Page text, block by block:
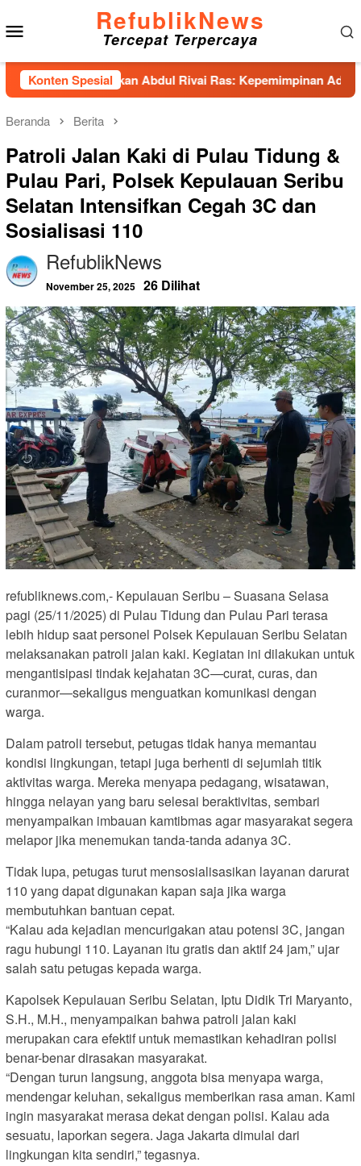
ke
konten
RefublikNews
Tercepat Terpercaya
Konten Spesial
Hadirkan Abdul Rivai Ras: Kepemimpinan Adalah Talenta
Beranda Berita
Patroli Jalan Kaki di Pulau Tidung &
Pulau Pari, Polsek Kepulauan Seribu
Selatan Intensifkan Cegah 3C dan
Sosialisasi 110
RefublikNews
November 25, 2025 26 Dilihat
refubliknews.com,- Kepulauan Seribu – Suasana Selasa
pagi (25/11/2025) di Pulau Tidung dan Pulau Pari terasa
lebih hidup saat personel Polsek Kepulauan Seribu Selatan
melaksanakan patroli jalan kaki. Kegiatan ini dilakukan untuk
mengantisipasi tindak kejahatan 3C—curat, curas, dan
curanmor—sekaligus menguatkan komunikasi dengan
warga.
Dalam patroli tersebut, petugas tidak hanya memantau
kondisi lingkungan, tetapi juga berhenti di sejumlah titik
aktivitas warga. Mereka menyapa pedagang, wisatawan,
hingga nelayan yang baru selesai beraktivitas, sembari
menyampaikan imbauan kamtibmas agar masyarakat segera
melapor jika menemukan tanda-tanda adanya 3C.
Tidak lupa, petugas turut mensosialisasikan layanan darurat
110 yang dapat digunakan kapan saja jika warga
membutuhkan bantuan cepat.
“Kalau ada kejadian mencurigakan atau potensi 3C, jangan
ragu hubungi 110. Layanan itu gratis dan aktif 24 jam,” ujar
salah satu petugas kepada warga.
Kapolsek Kepulauan Seribu Selatan, Iptu Didik Tri Maryanto,
S.H., M.H., menyampaikan bahwa patroli jalan kaki
merupakan cara efektif untuk memastikan kehadiran polisi
benar-benar dirasakan masyarakat.
“Dengan turun langsung, anggota bisa menyapa warga,
mendengar keluhan, sekaligus memberikan rasa aman. Kami
ingin masyarakat merasa dekat dengan polisi. Kalau ada
sesuatu, laporkan segera. Jaga Jakarta dimulai dari
lingkungan kita sendiri,” tegasnya.